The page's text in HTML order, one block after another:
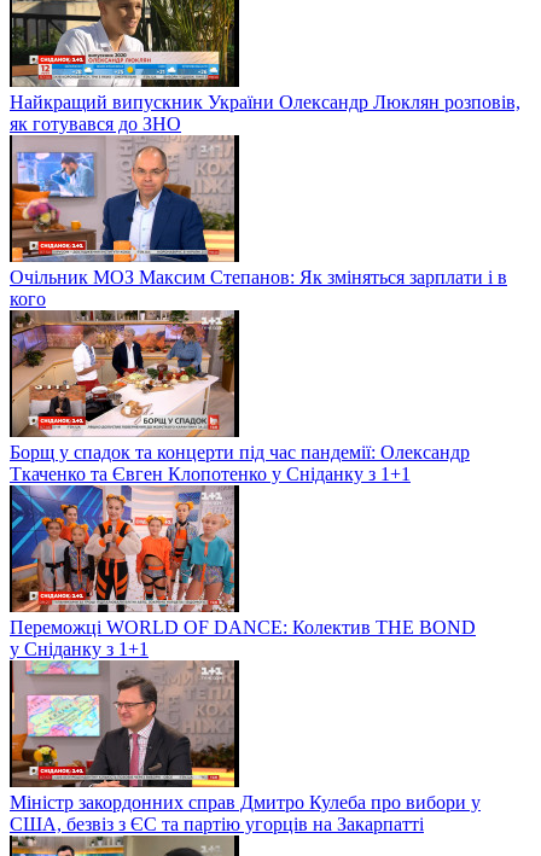
Найкращий випускник України Олександр Люклян розповів,
як готувався до ЗНО
Очільник МОЗ Максим Степанов: Як зміняться зарплати і в
кого
Борщ у спадок та концерти під час пандемії: Олександр
Ткаченко та Євген Клопотенко у Сніданку з 1+1
Переможці WORLD OF DANCE: Колектив THE BOND
у Сніданку з 1+1
Міністр закордонних справ Дмитро Кулеба про вибори у
США, безвіз з ЄС та партію угорців на Закарпатті